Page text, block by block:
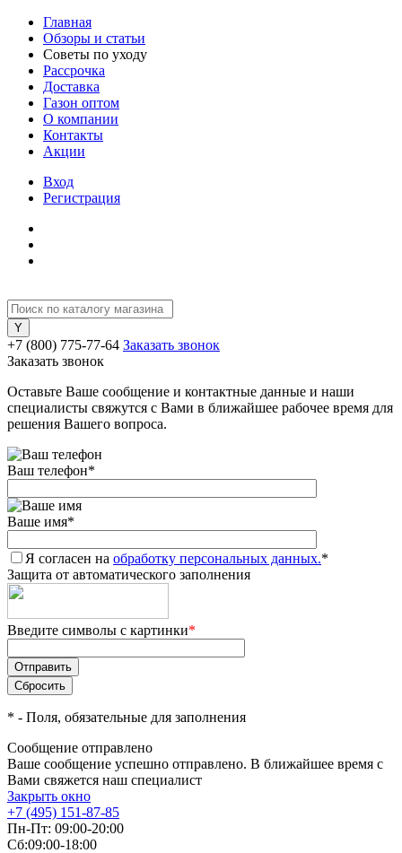
Главная
Обзоры и статьи
Советы по уходу
Рассрочка
Доставка
Газон оптом
О компании
Контакты
Акции
Вход
Регистрация
+7 (800) 775-77-64 Заказать звонок
Заказать звонок
Оставьте Ваше сообщение и контактные данные и наши
специалисты свяжутся с Вами в ближайшее рабочее время для
решения Вашего вопроса.
Ваш телефон*
Ваше имя*
Я согласен на обработку персональных данных.*
Защита от автоматического заполнения
Введите символы с картинки*
* - Поля, обязательные для заполнения
Сообщение отправлено
Ваше сообщение успешно отправлено. В ближайшее время с
Вами свяжется наш специалист
Закрыть окно
+7 (495) 151-87-85
Пн-Пт: 09:00-20:00
Сб:09:00-18:00